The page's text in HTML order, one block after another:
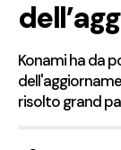
Konami ha da
risolto grand